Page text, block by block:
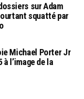
sur Adam
squatté par
Michael Porter Jr
l’image de la